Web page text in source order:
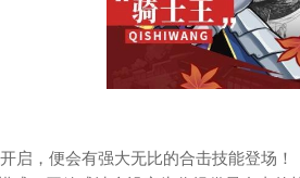
启，便会有强大无比的合击技能登场！